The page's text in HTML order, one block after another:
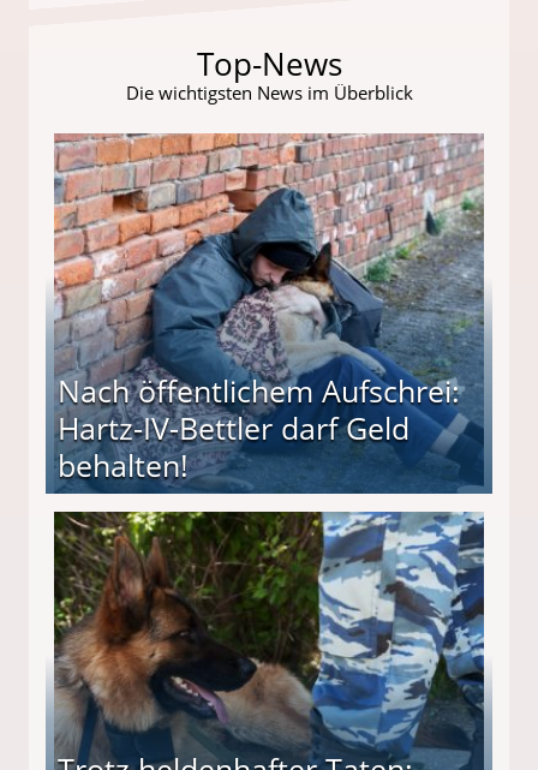
Top-News
Die wichtigsten News im Überblick
Nach öffentlichem Aufschrei:
Hartz-IV-Bettler darf Geld
behalten!
darf Geld behalten!